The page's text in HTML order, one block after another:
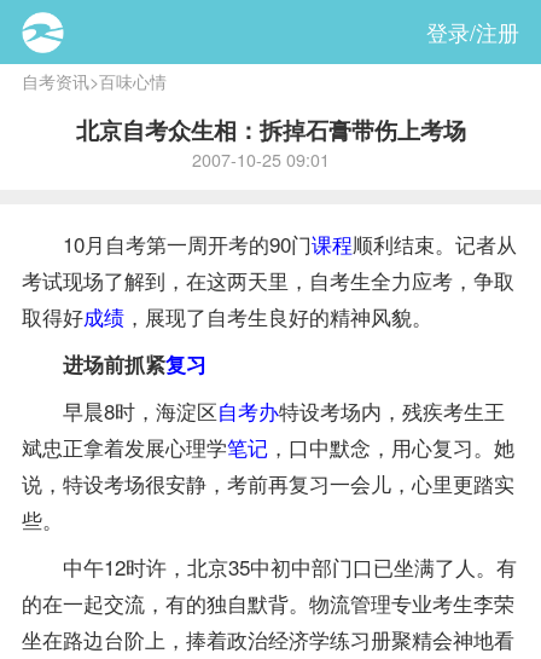
登录/注册
自考资讯>百味心情
北京自考众生相：拆掉石膏带伤上考场
2007-10-25 09:01
10月自考第一周开考的90门课程顺利结束。记者从
考试现场了解到，在这两天里，自考生全力应考，争取
取得好成绩，展现了自考生良好的精神风貌。
进场前抓紧复习
早晨8时，海淀区自考办特设考场内，残疾考生王
斌忠正拿着发展心理学笔记，口中默念，用心复习。她
说，特设考场很安静，考前再复习一会儿，心里更踏实
些。
中午12时许，北京35中初中部门口已坐满了人。有
的在一起交流，有的独自默背。物流管理专业考生李荣
坐在路边台阶上，捧着政治经济学练习册聚精会神地看